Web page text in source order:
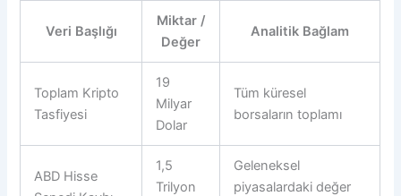
Veri Başlığı
Miktar /
Değer
Analitik Bağlam
Toplam Kripto
Tasfiyesi
19
Milyar
Dolar
Tüm küresel
borsaların toplamı
ABD Hisse
1,5
Trilyon
Geleneksel
piyasalardaki değer